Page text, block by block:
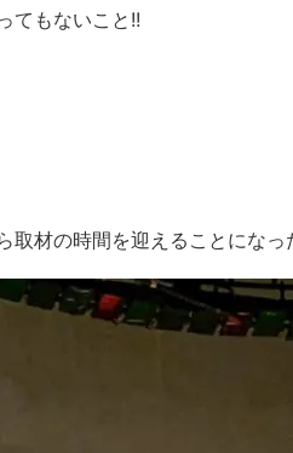
てもないこと!!
材の時間を迎えることになっ